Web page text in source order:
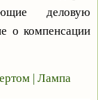
деловую
о компенсации
Лампа